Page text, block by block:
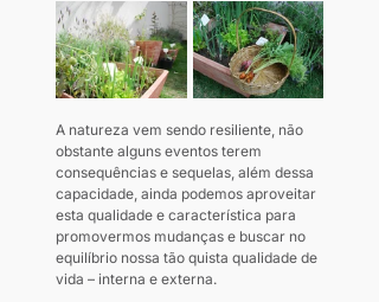
A natureza vem sendo resiliente, não
obstante alguns eventos terem
consequências e sequelas, além dessa
capacidade, ainda podemos aproveitar
esta qualidade e característica para
promovermos mudanças e buscar no
equilíbrio nossa tão quista qualidade de
vida – interna e externa.